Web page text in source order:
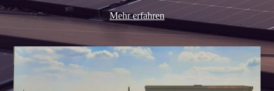
Mehr erfahren